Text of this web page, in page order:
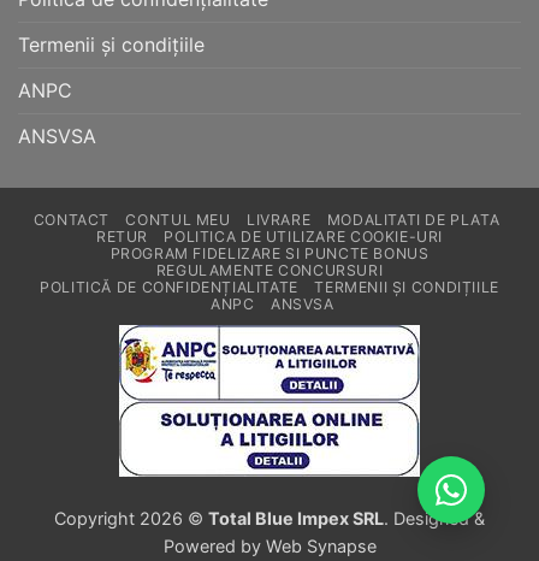
Termenii și condițiile
ANPC
ANSVSA
CONTACT CONTUL MEU LIVRARE
MODALITATI DE PLATA
RETUR
POLITICA DE UTILIZARE COOKIE-URI
PROGRAM FIDELIZARE SI PUNCTE BONUS
REGULAMENTE CONCURSURI
POLITICĂ DE CONFIDENȚIALITATE
TERMENII ȘI CONDIȚIILE
ANPC
ANSVSA
Copyright 2026 © Total Blue Impex SRL. Designed &
Powered by Web Synapse